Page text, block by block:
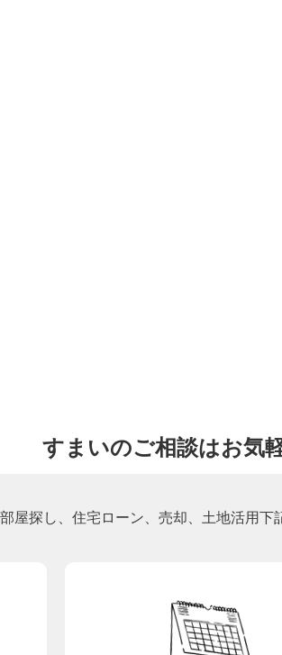
すまいのご相談はお気
屋探し、住宅ローン、売却、土地活用下